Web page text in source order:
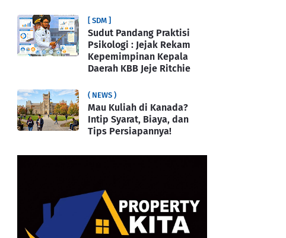
[ SDM ]
Sudut Pandang Praktisi
Psikologi : Jejak Rekam
Kepemimpinan Kepala
Daerah KBB Jeje Ritchie
( NEWS )
Mau Kuliah di Kanada?
Intip Syarat, Biaya, dan
Tips Persiapannya!